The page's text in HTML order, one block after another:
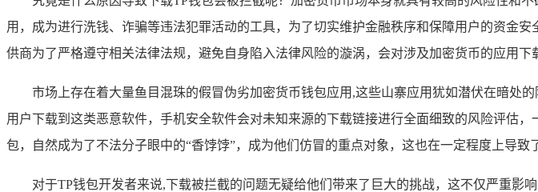
用，成为进行洗钱、诈骗等违法犯罪活动的工具，为了切实维护金融秩序和保障用户的资金
供商为了严格遵守相关法律法规，避免自身陷入法律风险的漩涡，会对涉及加密货币的应用下
市场上存在着大量鱼目混珠的假冒伪劣加密货币钱包应用,这些山寨应用犹如潜伏在暗处
用户下载到这类恶意软件，手机安全软件会对未知来源的下载链接进行全面细致的风险评估
包，自然成为了不法分子眼中的“香饽饽”，成为他们仿冒的重点对象，这也在一定程度上导致
对于TP钱包开发者来说,下载被拦截的问题无疑给他们带来了巨大的挑战，这不仅严重